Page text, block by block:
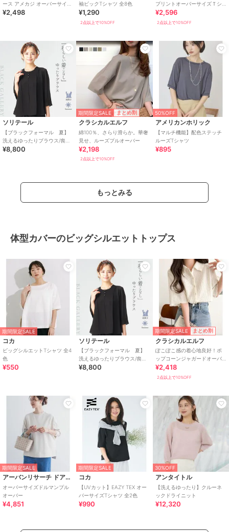
ース アメカジ オーバーサイズ
半袖 レトロ 大きいサイズ
¥2,498
袖ビックTシャツ 全8色
¥1,290
2点以上で10%OFF
プリントオーバーサイズＴシ
ャツ
¥2,596
2点以上で10%OFF
ソリテール
【ブラックフォーマル 夏】
洗えるゆったりブラウス/喪服/
礼服/レディース/法事/卒業式
¥8,800
期間限定SALE まとめ割
クラシカルエルフ
綿100％、さらり滑らか。華奢
見せ、ルーズプルオーバー
¥2,198
2点以上で10%OFF
50%OFF
アメリカンホリック
【マルチ機能】配色ステッチ
ルーズTシャツ
¥895
もっとみる
体型カバーのビッグシルエットトップス
期間限定SALE
コカ
ビッグシルエットTシャツ 全4
色
¥550
ソリテール
【ブラックフォーマル 夏】
洗えるゆったりブラウス/喪服/
礼服/レディース/法事/卒業式
¥8,800
期間限定SALE まとめ割
クラシカルエルフ
ぽこぽこ感の着心地良好！ポ
ップコーンジャガードオーバ
ーサイズメロウシャツ（半
袖）
¥2,418
2点以上で10%OFF
期間限定SALE
アーバンリサーチ ドアーズ
オーバーサイズドルマンプル
オーバー
¥4,851
期間限定SALE
コカ
【UVカット】EAZY TEX オー
バーサイズTシャツ 全2色
¥990
30%OFF
アンタイトル
【洗えるゆったり】クルーネ
ックドライニット
¥12,320